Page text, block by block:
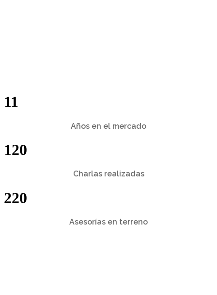
11
Años en el mercado
120
Charlas realizadas
220
Asesorías en terreno